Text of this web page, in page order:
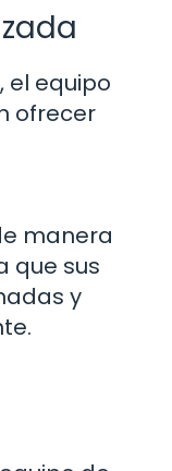
el equipo
ofrecer
manera
que sus
y